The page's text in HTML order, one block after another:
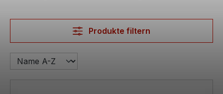
Produkte filtern